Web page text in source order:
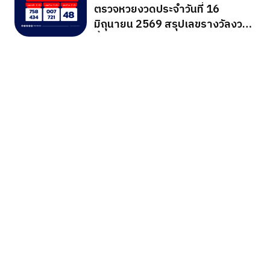
ตรวจหวยงวดประจำวันที่ 16
มิถุนายน 2569 สรุปเลขรางวัลงวด